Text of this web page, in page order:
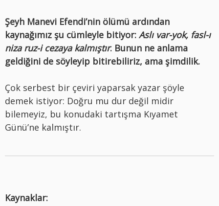
Şeyh Manevi Efendi’nin ölümü ardından
kaynağımız şu cümleyle bitiyor: Aslı var-yok, fasl-ı
niza ruz-i cezaya kalmıştır. Bunun ne anlama
geldiğini de söyleyip bitirebiliriz, ama şimdilik.
Çok serbest bir çeviri yaparsak yazar şöyle
demek istiyor: Doğru mu dur değil midir
bilemeyiz, bu konudaki tartışma Kıyamet
Günü’ne kalmıştır.
Kaynaklar: